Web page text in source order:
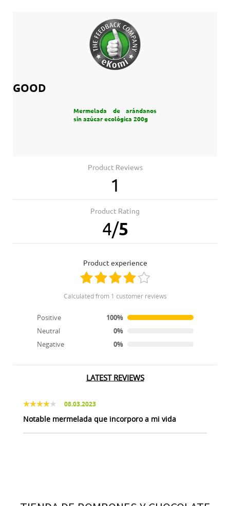
GOOD
Mermelada de arándanos
sin azúcar ecológica 200g
Product Reviews
1
Product Rating
4/5
product experience
calculated from 1 customer reviews
Positive
100%
Neutral
0%
Negative
0%
LATEST REVIEWS
08.03.2023
Notable mermelada que incorporo a mi vida